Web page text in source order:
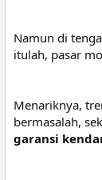
Namun di
itulah, pasar
Menariknya,
bermasalah,
garansi